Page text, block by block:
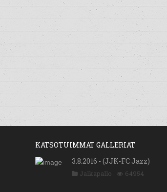
KATSOTUIMMAT GALLERIAT
3.8.2016 - (JJK-FC Jazz)
Jalkapallo 64954